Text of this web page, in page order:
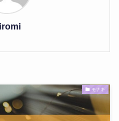
モナキ